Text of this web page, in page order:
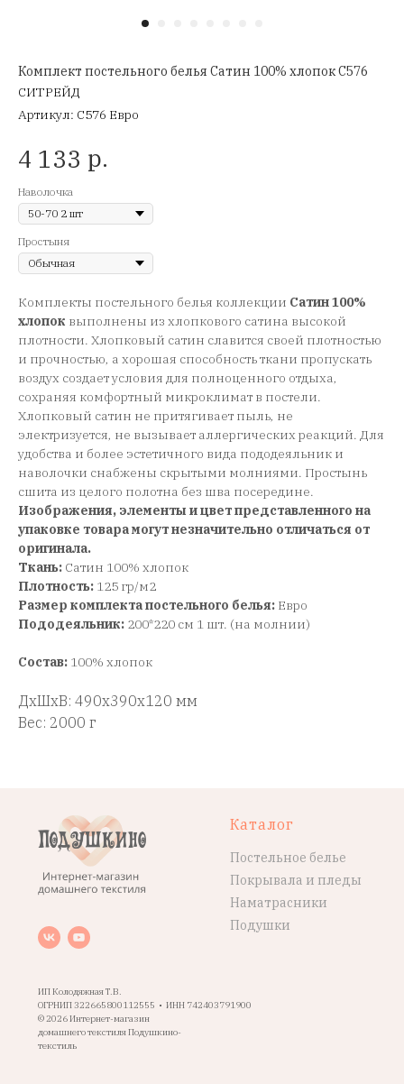
Комплект постельного белья Сатин 100% хлопок C576
СИТРЕЙД
Артикул: C576 Евро
4 133 р.
Наволочка
Простыня
Комплекты постельного белья коллекции Сатин 100%
хлопок выполнены из хлопкового сатина высокой
плотности. Хлопковый сатин славится своей плотностью
и прочностью, а хорошая способность ткани пропускать
воздух создает условия для полноценного отдыха,
сохраняя комфортный микроклимат в постели.
Хлопковый сатин не притягивает пыль, не
электризуется, не вызывает аллергических реакций. Для
удобства и более эстетичного вида пододеяльник и
наволочки снабжены скрытыми молниями. Простынь
сшита из целого полотна без шва посередине.
Изображения, элементы и цвет представленного на
упаковке товара могут незначительно отличаться от
оригинала.
Ткань: Сатин 100% хлопок
Плотность: 125 гр/м2
Размер комплекта постельного белья: Евро
Пододеяльник: 200*220 см 1 шт. (на молнии)
Состав: 100% хлопок
ДxШxВ: 490x390x120 мм
Вес: 2000 г
ИП Колодяжная Т.В.
ОГРНИП 322665800112555 • ИНН 742403791900
© 2026 Интернет-магазин
домашнего текстиля Подушкино-
текстиль
Каталог
Постельное белье
Покрывала и пледы
Наматрасники
Подушки